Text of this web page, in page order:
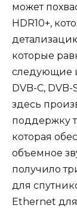
может
HDR10+,
которые
следующие
DVB-C, DVB-
здесь
поддержку
которая
объемное
получило
для
Ethernet